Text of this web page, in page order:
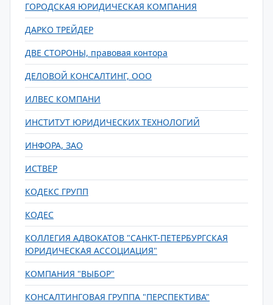
ГОРОДСКАЯ ЮРИДИЧЕСКАЯ КОМПАНИЯ
ДАРКО ТРЕЙДЕР
ДВЕ СТОРОНЫ, правовая контора
ДЕЛОВОЙ КОНСАЛТИНГ, ООО
ИЛВЕС КОМПАНИ
ИНСТИТУТ ЮРИДИЧЕСКИХ ТЕХНОЛОГИЙ
ИНФОРА, ЗАО
ИСТВЕР
КОДЕКС ГРУПП
КОДЕС
КОЛЛЕГИЯ АДВОКАТОВ "САНКТ-ПЕТЕРБУРГСКАЯ
ЮРИДИЧЕСКАЯ АССОЦИАЦИЯ"
КОМПАНИЯ "ВЫБОР"
КОНСАЛТИНГОВАЯ ГРУППА "ПЕРСПЕКТИВА"